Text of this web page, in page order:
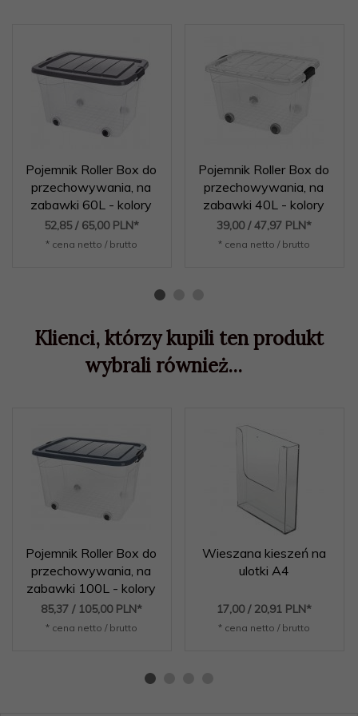
Pojemnik Roller Box do
przechowywania, na
zabawki 60L - kolory
52,85 / 65,00 PLN*
* cena netto / brutto
Pojemnik Roller Box do
przechowywania, na
zabawki 40L - kolory
39,00 / 47,97 PLN*
* cena netto / brutto
Klienci, którzy kupili ten produkt
wybrali również...
Pojemnik Roller Box do
przechowywania, na
zabawki 100L - kolory
85,37 / 105,00 PLN*
* cena netto / brutto
Wieszana kieszeń na
ulotki A4
17,00 / 20,91 PLN*
* cena netto / brutto